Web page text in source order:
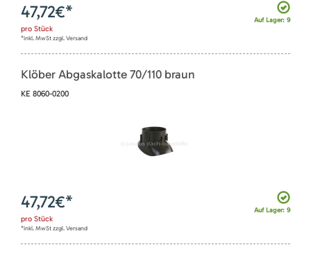
Auf Lager: 9
47,72€*
pro Stück
*inkl. MwSt zzgl. Versand
Klöber Abgaskalotte 70/110 braun
KE 8060-0200
Auf Lager: 9
47,72€*
pro Stück
*inkl. MwSt zzgl. Versand